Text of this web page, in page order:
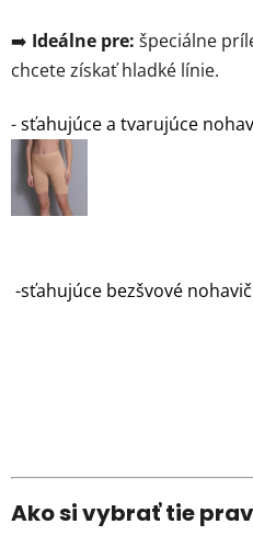
➡️ Ideálne pre: špeciálne
chcete získať hladké línie.
-sťahujúce a tvarujúce
-sťahujúce bezšvové
Ako si vybrať tie